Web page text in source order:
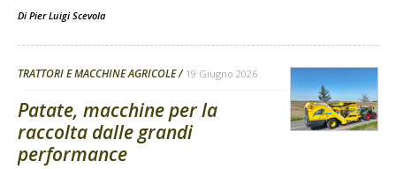
Di Pier Luigi Scevola
TRATTORI E MACCHINE AGRICOLE 19 Giugno 2026
Patate, macchine per la
raccolta dalle grandi
performance